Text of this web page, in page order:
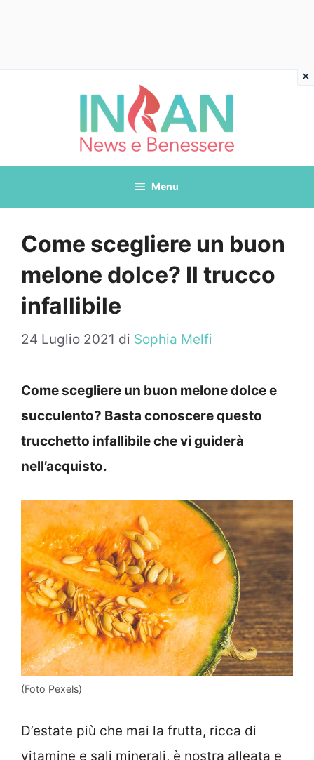
Menu
Come scegliere un buon
melone dolce? Il trucco
infallibile
24 Luglio 2021 di Sophia Melfi
Come scegliere un buon melone dolce e
succulento? Basta conoscere questo
trucchetto infallibile che vi guiderà
nell’acquisto.
(Foto Pexels)
D’estate più che mai la frutta, ricca di
vitamine e sali minerali, è nostra alleata e